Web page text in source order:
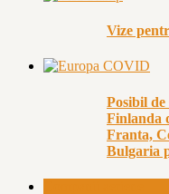
Vize
Posibil
Finlanda
Franta,
Bulgaria